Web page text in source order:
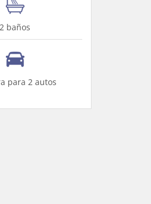
2 baños
para 2 autos